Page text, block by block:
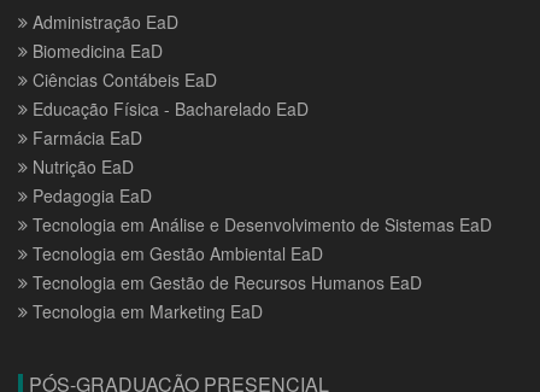
Administração EaD
Biomedicina EaD
Ciências Contábeis EaD
Educação Física - Bacharelado EaD
Farmácia EaD
Nutrição EaD
Pedagogia EaD
Tecnologia em Análise e Desenvolvimento de Sistemas EaD
Tecnologia em Gestão Ambiental EaD
Tecnologia em Gestão de Recursos Humanos EaD
Tecnologia em Marketing EaD
PÓS-GRADUAÇÃO PRESENCIAL